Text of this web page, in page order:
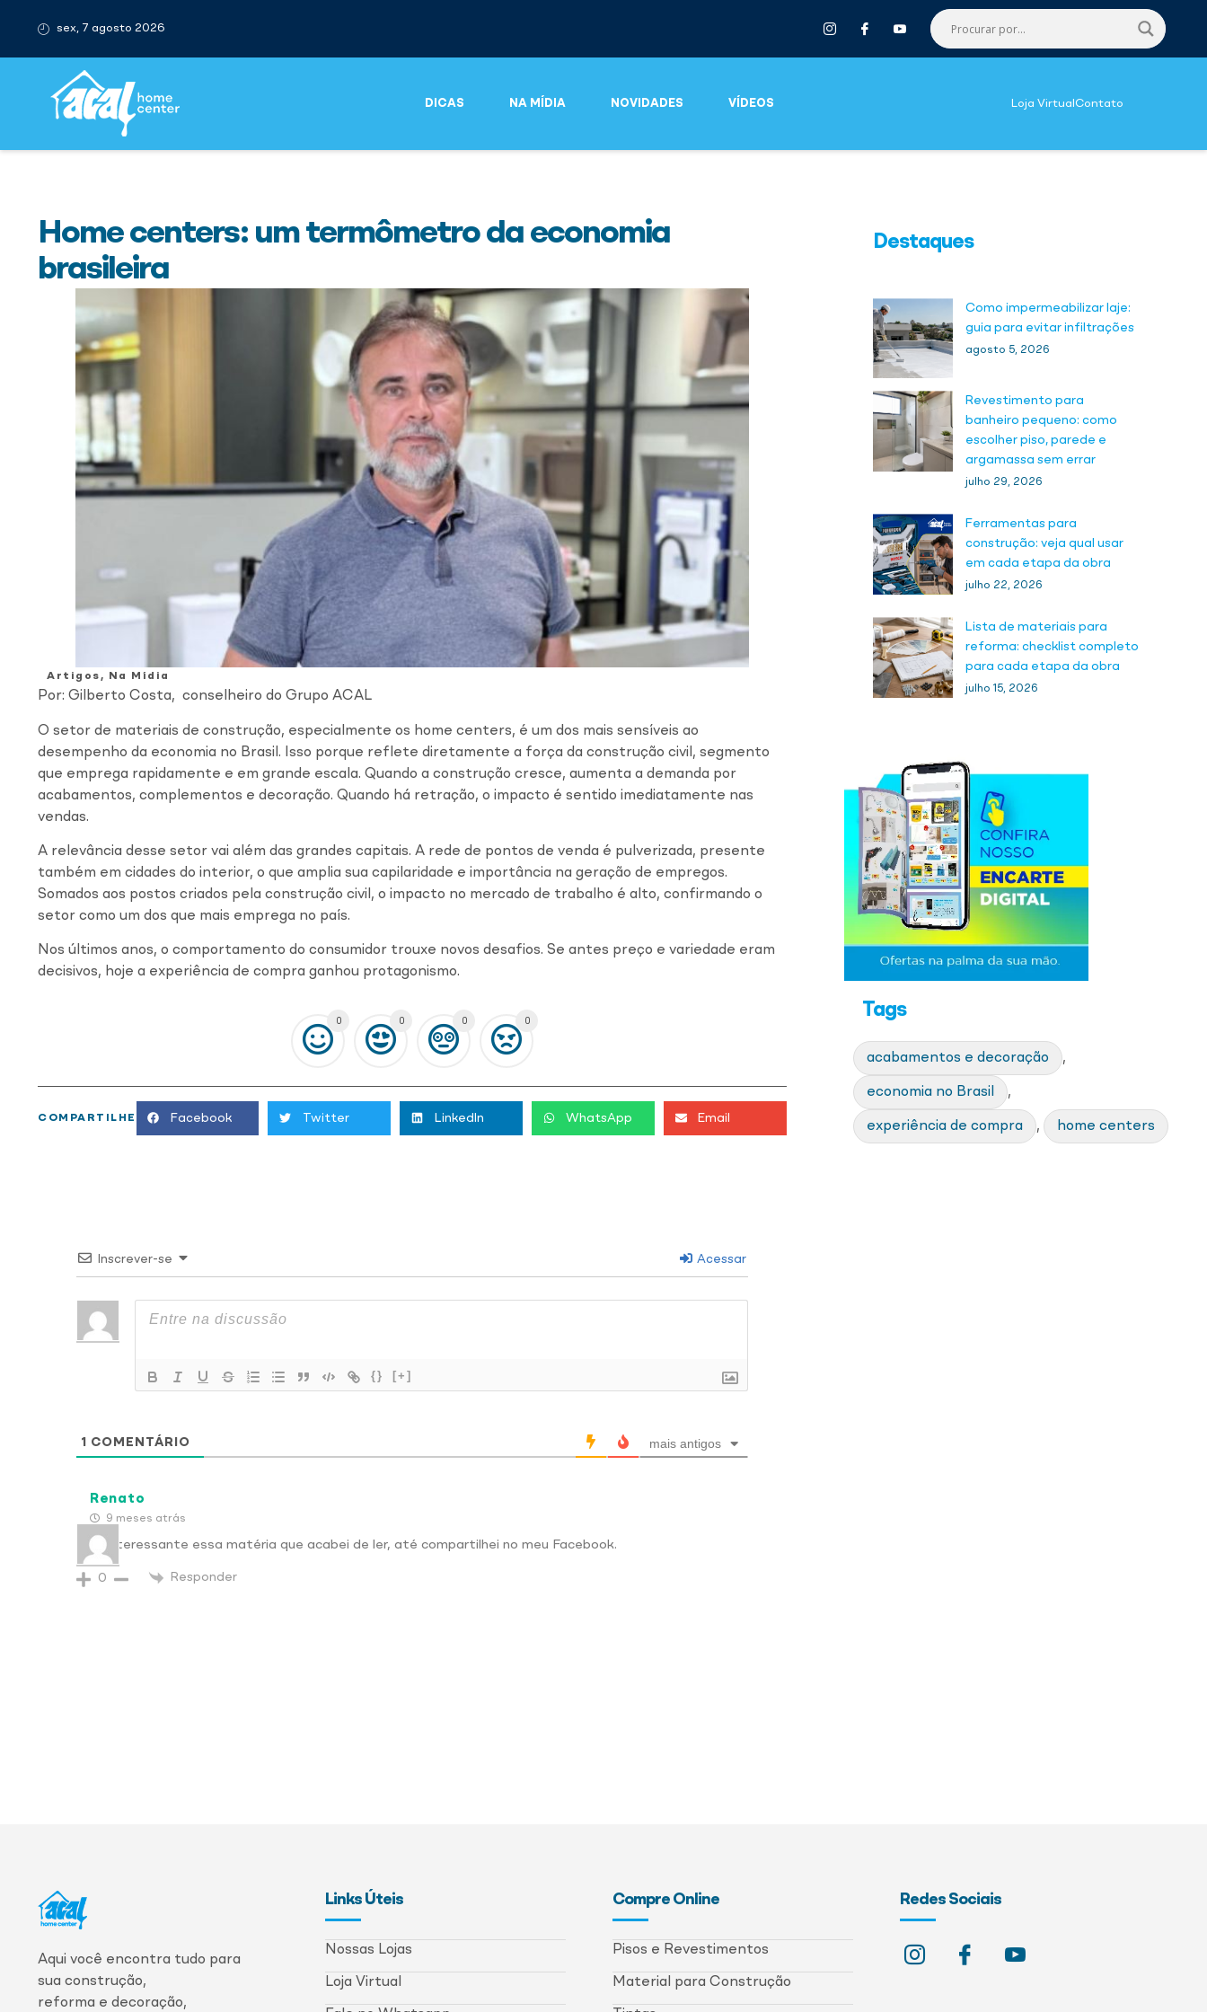
sex, 7 agosto 2026
DICAS NA MÍDIA NOVIDADES VÍDEOS Loja Virtual Contato
Home centers: um termômetro da economia
brasileira
Artigos, Na Mídia
Por: Gilberto Costa, conselheiro do Grupo ACAL
O setor de materiais de construção, especialmente os home centers, é um dos mais sensíveis ao
desempenho da economia no Brasil. Isso porque reflete diretamente a força da construção civil, segmento
que emprega rapidamente e em grande escala. Quando a construção cresce, aumenta a demanda por
acabamentos, complementos e decoração. Quando há retração, o impacto é sentido imediatamente nas
vendas.
A relevância desse setor vai além das grandes capitais. A rede de pontos de venda é pulverizada, presente
também em cidades do interior, o que amplia sua capilaridade e importância na geração de empregos.
Somados aos postos criados pela construção civil, o impacto no mercado de trabalho é alto, confirmando o
setor como um dos que mais emprega no país.
Nos últimos anos, o comportamento do consumidor trouxe novos desafios. Se antes preço e variedade eram
decisivos, hoje a experiência de compra ganhou protagonismo.
0 0 0 0
COMPARTILHE Facebook Twitter LinkedIn WhatsApp Email
Inscrever-se Acessar
{} [+]
1 COMENTÁRIO mais antigos
Renato
9 meses atrás
Que interessante essa matéria que acabei de ler, até compartilhei no meu Facebook.
0 Responder
Destaques
Como impermeabilizar laje:
guia para evitar infiltrações
agosto 5, 2026
Revestimento para
banheiro pequeno: como
escolher piso, parede e
argamassa sem errar
julho 29, 2026
Ferramentas para
construção: veja qual usar
em cada etapa da obra
julho 22, 2026
Lista de materiais para
reforma: checklist completo
para cada etapa da obra
julho 15, 2026
Tags
acabamentos e decoração ,
economia no Brasil ,
experiência de compra , home centers
Aqui você encontra tudo para
sua construção,
reforma e decoração,
Links Úteis
Nossas Lojas
Loja Virtual
Compre Online
Pisos e Revestimentos
Material para Construção
Redes Sociais